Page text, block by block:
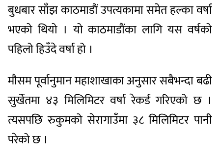
बुधबार साँझ काठमाडौं उपत्यकामा समेत हल्का वर्षा
भएको थियो । यो काठमाडौंका लागि यस वर्षको
पहिलो हिउँदे वर्षा हो ।
मौसम पूर्वानुमान महाशाखाका अनुसार सबैभन्दा बढी
सुर्खेतमा ४३ मिलिमिटर वर्षा रेकर्ड गरिएको छ ।
त्यसपछि रुकुमको सेरागाउँमा ३८ मिलिमिटर पानी
परेको छ ।